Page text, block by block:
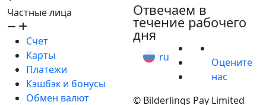
Частные лица
Счет
Карты
Платежи
Кэшбэк и бонусы
Обмен валют
Отвечаем в
течение рабочего
дня
ru
Оцените
нас
© Bilderlings Pay Limited